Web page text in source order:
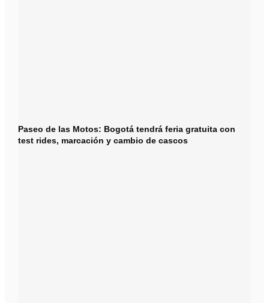
Paseo de las Motos: Bogotá tendrá feria gratuita con
test rides, marcación y cambio de cascos